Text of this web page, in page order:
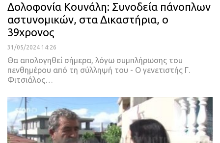
Δολοφονία Κουνάλη: Συνοδεία πάνοπλων
αστυνομικών, στα Δικαστήρια, ο
39χρονος
31/05/2024 14:26
Θα απολογηθεί σήμερα, λόγω συμπλήρωσης του
πενθημέρου από τη σύλληψή του - Ο γενετιστής Γ.
Φιτσιάλος…